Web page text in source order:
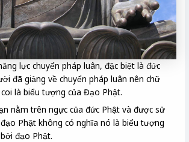
lực chuyển pháp luân, đặc biệt là đức
đã giảng về chuyển pháp luân nên chữ
là biểu tượng của Đạo Phật.
nằm trên ngực của đức Phật và được sử
Phật không có nghĩa nó là biểu tượng
đạo Phật.